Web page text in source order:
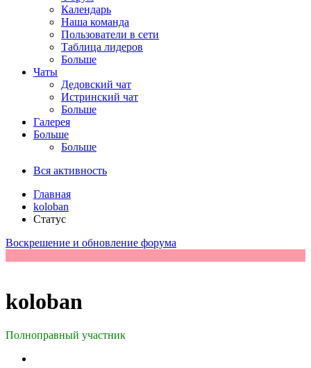
Календарь
Наша команда
Пользователи в сети
Таблица лидеров
Больше
Чаты
Дедовский чат
Истринский чат
Больше
Галерея
Больше
Больше
Вся активность
Главная
koloban
Статус
Воскрешение и обновление форума
koloban
Полноправный участник